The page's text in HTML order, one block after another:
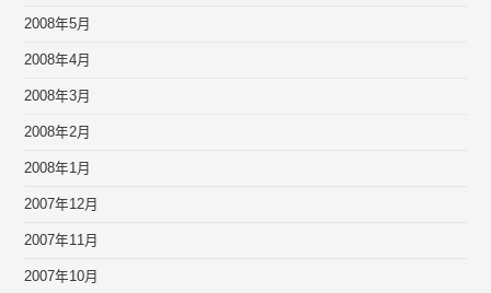
2008年5月
2008年4月
2008年3月
2008年2月
2008年1月
2007年12月
2007年11月
2007年10月